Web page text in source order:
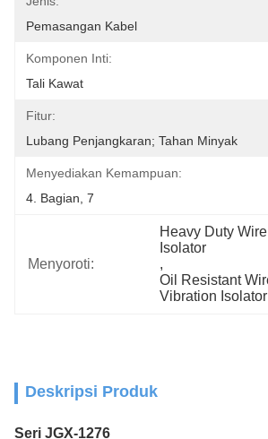
Pemasangan Kabel
Komponen Inti:
Tali Kawat
Fitur:
Lubang Penjangkaran; Tahan Minyak
Menyediakan Kemampuan:
4. Bagian, 7
Menyoroti:
Heavy Duty
Isolator
,
Oil Resistant
Vibration Isolator
Deskripsi Produk
Seri JGX-1276